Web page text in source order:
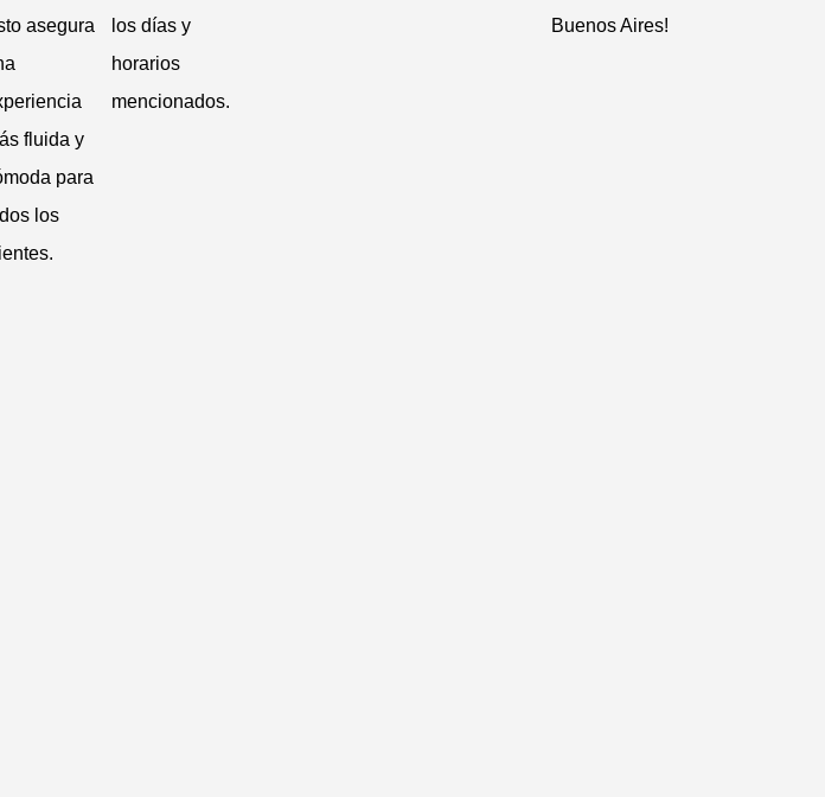
asegura
fluida y
para
los
los días y
horarios
mencionados.
Buenos Aires!